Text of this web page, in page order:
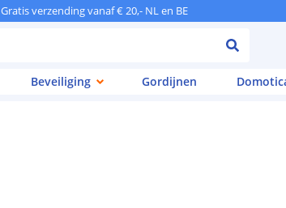
Gratis verzending vanaf € 20,- NL en BE
Beveiliging Gordijnen